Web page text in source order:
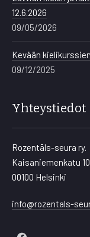
12.6.2026
09/05/2026
Kevään
09/12/2025
Yhteystiedot
Rozentāls-seura ry.
Kaisaniemenkatu
00100 Helsinki
info@rozentals-